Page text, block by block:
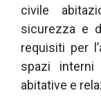
civile
sicurezza e
requisiti per
spazi
abitative e